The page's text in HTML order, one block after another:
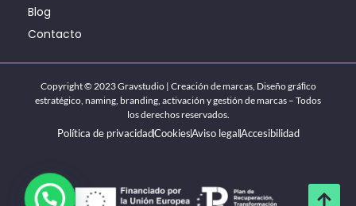
Blog
Contacto
Copyright © 2023 Gravstudio | Creación de marcas, Diseño gráﬁco
estratégico, naming, branding, activación y gestión de marcas – Todos
los derechos reservados.
Política de privacidadCookiesAviso legalAccesibilidad